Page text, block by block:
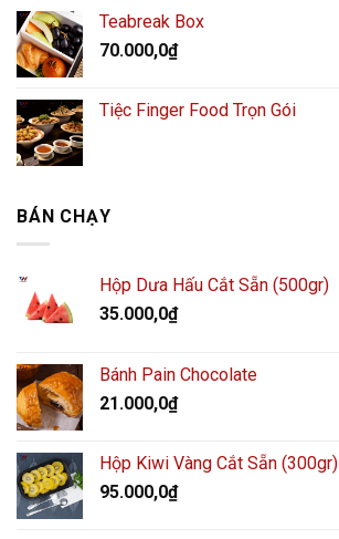
Teabreak Box
70.000,0₫
Tiệc Finger Food Trọn Gói
BÁN CHẠY
Hộp Dưa Hấu Cắt Sẵn (500gr)
35.000,0₫
Bánh Pain Chocolate
21.000,0₫
Hộp Kiwi Vàng Cắt Sẵn (300gr)
95.000,0₫